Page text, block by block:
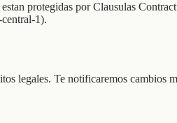
protegidas por Clausulas
1).
legales. Te notificaremos